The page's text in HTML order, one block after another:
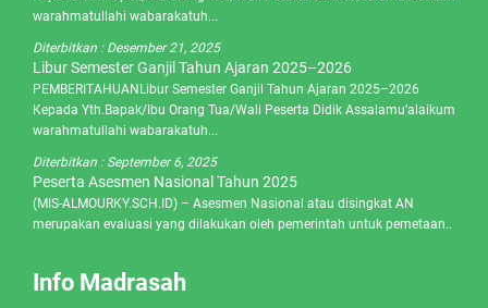
warahmatullahi wabarakatuh...
Diterbitkan : Desember 21, 2025
Libur Semester Ganjil Tahun Ajaran 2025–2026
PEMBERITAHUANLibur Semester Ganjil Tahun Ajaran 2025–2026
Kepada Yth.Bapak/Ibu Orang Tua/Wali Peserta Didik Assalamu’alaikum
warahmatullahi wabarakatuh...
Diterbitkan : September 6, 2025
Peserta Asesmen Nasional Tahun 2025
(MIS-ALMOURKY.SCH.ID) – Asesmen Nasional atau disingkat AN
merupakan evaluasi yang dilakukan oleh pemerintah untuk pemetaan..
Info Madrasah